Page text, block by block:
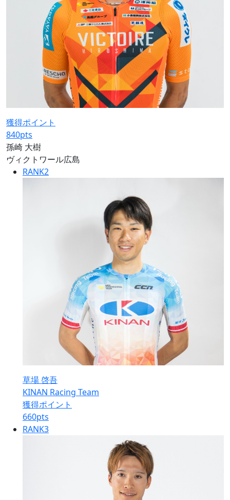
獲得ポイント
840pts
孫崎 大樹
ヴィクトワール広島
RANK2
草場 啓吾
KINAN Racing Team
獲得ポイント
660pts
RANK3